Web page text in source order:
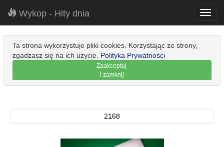
Wykop - Hity dnia
Ta strona wykorzystuje pliki cookies. Korzystając ze strony,
zgadzasz się na ich użycie. Polityka Prywatności
Zaakceptuj
i zamknij
2168